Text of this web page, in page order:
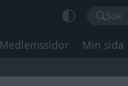
Sök
Medlemssidor Min sida